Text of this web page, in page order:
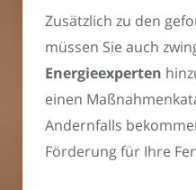
Zusätzlich zu den
müssen Sie auch
Energieexperten
einen
Andernfalls
Förderung für Ihre